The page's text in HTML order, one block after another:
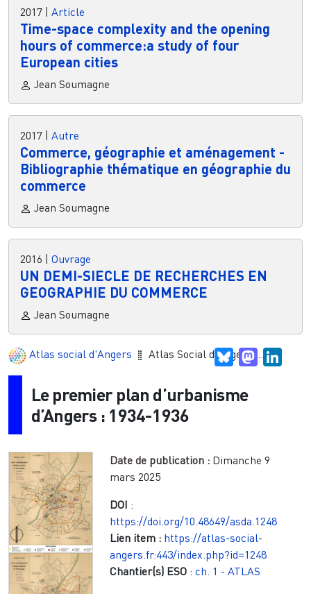
2017 Article
Time-space complexity and the opening
hours of commerce:a study of four
European cities
Jean Soumagne
2017 Autre
Commerce, géographie et aménagement -
Bibliographie thématique en géographie du
commerce
Jean Soumagne
2016 Ouvrage
UN DEMI-SIECLE DE RECHERCHES EN
GEOGRAPHIE DU COMMERCE
Jean Soumagne
Atlas social d'Angers Atlas Social d'Angers ...
BlueskyMastodon
Le premier plan d’urbanisme
d’Angers : 1934-1936
Date de publication : Dimanche 9
mars 2025
DOI :
https://doi.org/10.48649/asda.1248
Lien item : https://atlas-social-
angers.fr:443/index.php?id=1248
Chantier(s) ESO: ch. 1 - ATLAS